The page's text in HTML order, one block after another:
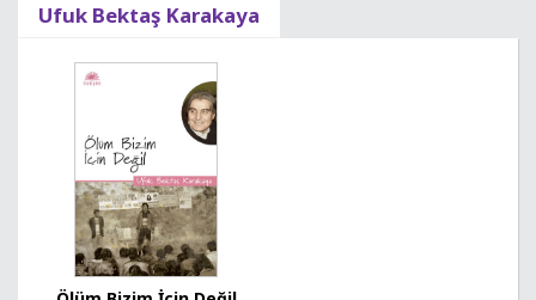
Ufuk Bektaş Karakaya